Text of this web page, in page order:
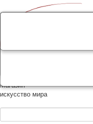
Магазин
искусство мира